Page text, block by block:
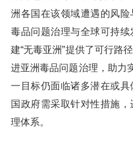
洲各国在该领域遭遇的风险
毒品问题治理与全球可持
建“无毒亚洲”提供了可行路
进亚洲毒品问题治理，助力
一目标仍面临诸多潜在或
国政府需采取针对性措施
理体系。